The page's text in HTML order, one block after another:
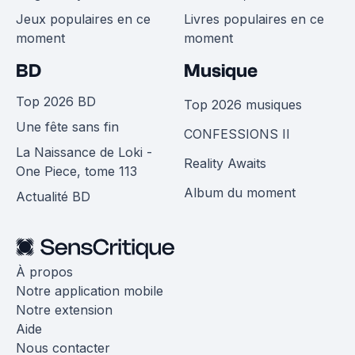
Jeux populaires en ce
moment
Livres populaires en ce
moment
BD
Top 2026 BD
Une fête sans fin
La Naissance de Loki -
One Piece, tome 113
Actualité BD
Musique
Top 2026 musiques
CONFESSIONS II
Reality Awaits
Album du moment
À propos
Notre application mobile
Notre extension
Aide
Nous contacter